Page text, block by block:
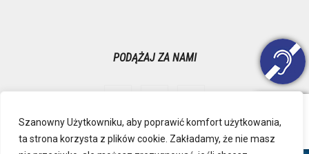
Szanowny Użytkowniku, aby poprawić komfort użytkowania,
ta strona korzysta z plików cookie. Zakładamy, że nie masz
PODĄŻAJ ZA NAMI
Ochrona danych osobowych Inspektor Danych Osobowych